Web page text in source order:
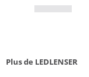
Plus de LEDLENSER